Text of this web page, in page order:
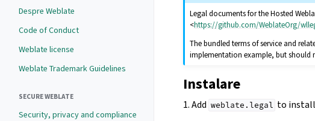
Despre Weblate
Code of Conduct
Weblate license
Weblate Trademark Guidelines
SECURE WEBLATE
Security, privacy and compliance
Legal documents for the Hosted
<https://github.com/WeblateOrg/
The bundled terms of service and
implementation example, but should
Instalare
1. Add weblate.legal to